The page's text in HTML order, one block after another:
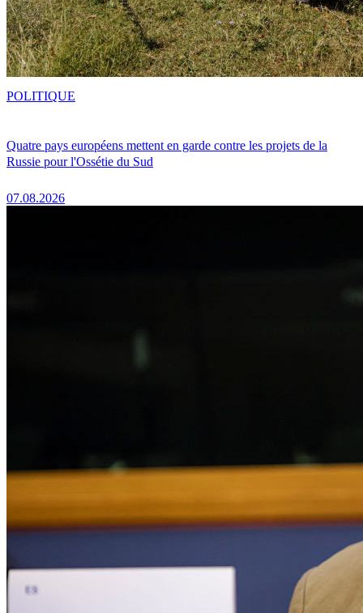
Quatre pays européens mettent en garde contre les projets de la
Russie pour l'Ossétie du Sud
07.08.2026
POLITIQUE